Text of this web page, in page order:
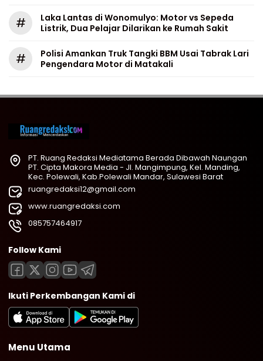
#
Laka Lantas di Wonomulyo: Motor vs Sepeda
Listrik, Dua Pelajar Dilarikan ke Rumah Sakit
#
Polisi Amankan Truk Tangki BBM Usai Tabrak Lari
Pengendara Motor di Matakali
PT. Ruang Redaksi Mediatama Berada Dibawah Naungan
PT. Cipta Makora Media - Jl. Mangimpung, Kel. Manding,
Kec. Polewali, Kab.Polewali Mandar, Sulawesi Barat
ruangredaksi12@gmail.com
www.ruangredaksi.com
085757464917
Follow Kami
Ikuti Perkembangan Kami di
Menu Utama